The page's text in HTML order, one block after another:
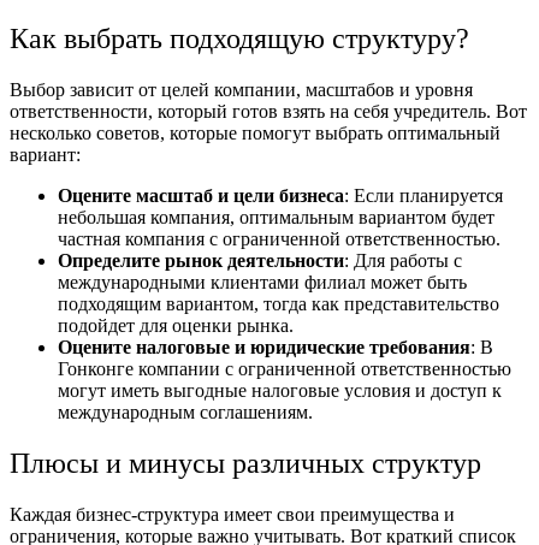
Как выбрать подходящую структуру?
Выбор зависит от целей компании, масштабов и уровня
ответственности, который готов взять на себя учредитель. Вот
несколько советов, которые помогут выбрать оптимальный
вариант:
Оцените масштаб и цели бизнеса: Если планируется
небольшая компания, оптимальным вариантом будет
частная компания с ограниченной ответственностью.
Определите рынок деятельности: Для работы с
международными клиентами филиал может быть
подходящим вариантом, тогда как представительство
подойдет для оценки рынка.
Оцените налоговые и юридические требования: В
Гонконге компании с ограниченной ответственностью
могут иметь выгодные налоговые условия и доступ к
международным соглашениям.
Плюсы и минусы различных структур
Каждая бизнес-структура имеет свои преимущества и
ограничения, которые важно учитывать. Вот краткий список